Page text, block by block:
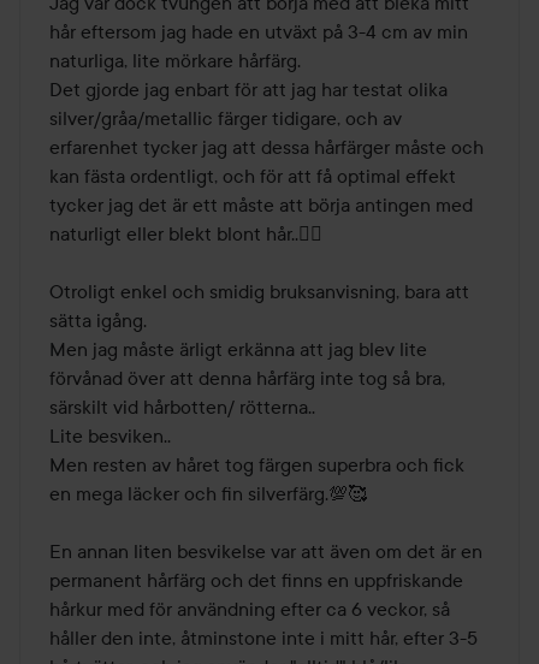
hår eftersom jag hade en utväxt på 3-4 cm av min
naturliga, lite mörkare hårfärg.
Det gjorde jag enbart för att jag har testat olika
silver/gråa/metallic färger tidigare, och av
erfarenhet tycker jag att dessa hårfärger måste och
kan fästa ordentligt, och för att få optimal effekt
tycker jag det är ett måste att börja antingen med
naturligt eller blekt blont hår..🤷‍♀️
Otroligt enkel och smidig bruksanvisning, bara att
sätta igång.
Men jag måste ärligt erkänna att jag blev lite
förvånad över att denna hårfärg inte tog så bra,
särskilt vid hårbotten/ rötterna..
Lite besviken..
Men resten av håret tog färgen superbra och fick
en mega läcker och fin silverfärg.💯🥰
En annan liten besvikelse var att även om det är en
permanent hårfärg och det finns en uppfriskande
hårkur med för användning efter ca 6 veckor, så
håller den inte, åtminstone inte i mitt hår, efter 3-5